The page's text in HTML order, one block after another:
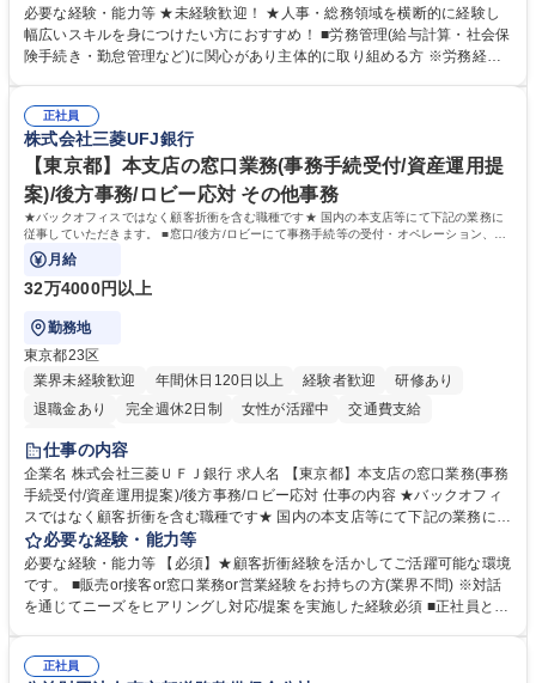
営を支えるゼネラリストをめざせます。 ・初期業務：労働時間管理、給与
計算、社会保険対応、福利厚生管理、安全衛生、健康経営推進等をお任せ
します。ご経験に応じて、休職者管理など、幅広く経験を積んでいただき
幅広く経験を積みたい意欲がある方に最適な環境です。 募集職種 【総
務・人事】未経験歓迎/日立グループ/組織運営を支えるゼネラリストを目
指す
必要な経験・能力等 ★未経験歓迎！ ★人事・総務領域を横断的に経験し
幅広いスキルを身につけたい方におすすめ！ ■労務管理(給与計算・社会保
険手続き・勤怠管理など)に関心があり主体的に取り組める方 ※労務経験
のご経験 ■労務管理（給与計算・社会保険手続き・勤怠管理など）の経験
■衛生管理者の資格をお持ちの方 学歴・資格 学歴：大学院 大学 高専 短大
専修学校 高校 語学力： 資格：
正社員
株式会社三菱UFJ銀行
【東京都】本支店の窓口業務(事務手続受付/資産運用提
案)/後方事務/ロビー応対 その他事務
★バックオフィスではなく顧客折衝を含む職種です★ 国内の本支店等にて下記の業務に
従事していただきます。 ■窓口/後方/ロビーにて事務手続等の受付・オペレーション、お
客様対応
月給
32万4000円以上
勤務地
東京都23区
業界未経験歓迎
年間休日120日以上 経験者歓迎
研修あり
退職金あり
完全週休2日制 女性が活躍中
交通費支給
土日祝休み
仕事の内容
企業名 株式会社三菱ＵＦＪ銀行 求人名 【東京都】本支店の窓口業務(事務
手続受付/資産運用提案)/後方事務/ロビー応対 仕事の内容 ★バックオフィ
スではなく顧客折衝を含む職種です★ 国内の本支店等にて下記の業務に従
事していただきます。 ■窓口/後方/ロビーにて事務手続等の受付・オペレ
ーション、お客様対応 ■窓口にて、ご来店された個人のお客様に対して金
融商品のご提案 ■効率的な事務運用の検討・構築等 ≪業務紹介：ご応募前
に必ずご覧ください≫ ※記事 https://www.mysite.bk.mufg.jp/career/circle/
必要な経験・能力等
必要な経験・能力等 【必須】★顧客折衝経験を活かしてご活躍可能な環境
です。 ■販売or接客or窓口業務or営業経験をお持ちの方(業界不問) ※対話
を通じてニーズをヒアリングし対応/提案を実施した経験必須 ■正社員とし
るので安心して入行いただけます。 幅広いキャリアの選択肢があり、公募
正社員